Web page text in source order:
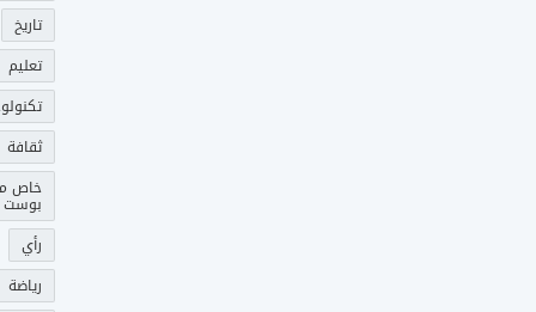
تاريخ
تعليم
ثقافة
خاص
بوست
رأي
رياضة